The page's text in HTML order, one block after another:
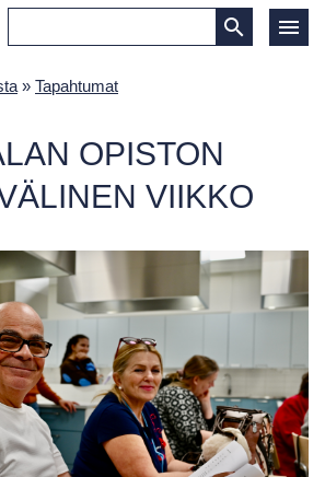
» Tapahtumat
OPISTON
VIIKKO